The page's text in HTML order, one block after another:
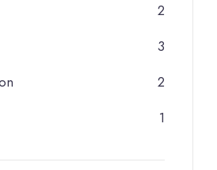
2
3
2
1